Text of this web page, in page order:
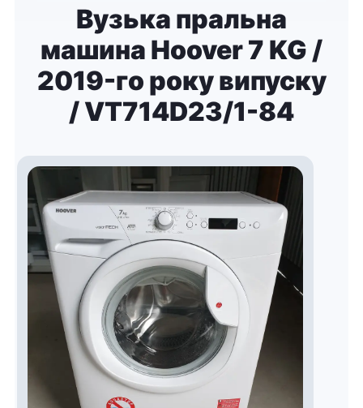
Вузька пральна
машина Hoover 7 KG /
2019-го року випуску
/ VT714D23/1-84